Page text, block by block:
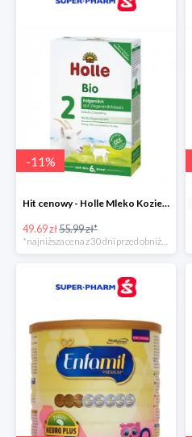
-11%
Hit cenowy - Holle Mleko Kozie 2 Bio
49.69 zł55.99 zł*